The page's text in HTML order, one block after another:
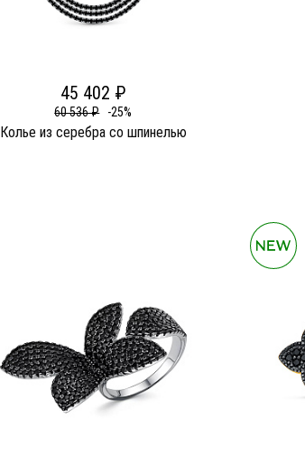
45 402 ₽
60 536 ₽ -25%
Колье из серебра со шпинелью